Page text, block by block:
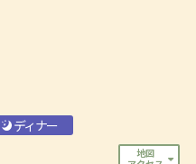
ディナー
地図